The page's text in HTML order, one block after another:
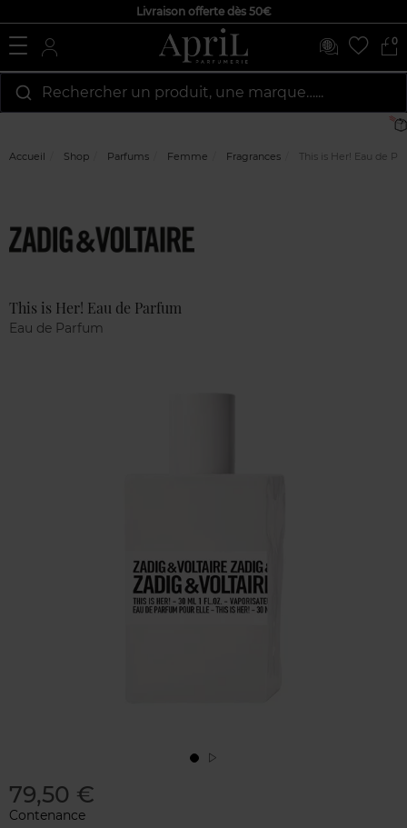
Livraison offerte dès 50€
0
Rechercher un produit, une marque…...
Accueil Shop Parfums Femme Fragrances This is Her! Eau de
This is Her! Eau de Parfum
Eau de Parfum
79,50 €
Contenance